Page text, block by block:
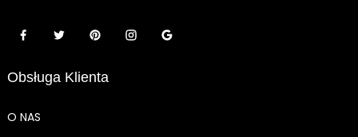
Obsługa Klienta
O NAS